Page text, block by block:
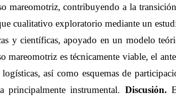
mareomotriz, contribuyendo a la
cualitativo exploratorio mediante un
y científicas, apoyado en un modelo
mareomotriz es técnicamente viable, el
así como esquemas de
principalmente instrumental. Discusión.